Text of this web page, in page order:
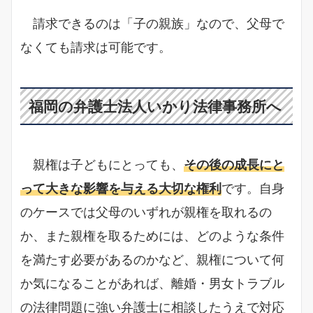
請求できるのは「子の親族」なので、父母で
なくても請求は可能です。
福岡の弁護士法人いかり法律事務所へ
親権は子どもにとっても、 その後の成長にと
って大きな影響を与える大切な権利です。自身
のケースでは父母のいずれが親権を取れるの
か、また親権を取るためには、どのような条件
を満たす必要があるのかなど、親権について何
か気になることがあれば、離婚・男女トラブル
の法律問題に強い弁護士に相談したうえで対応